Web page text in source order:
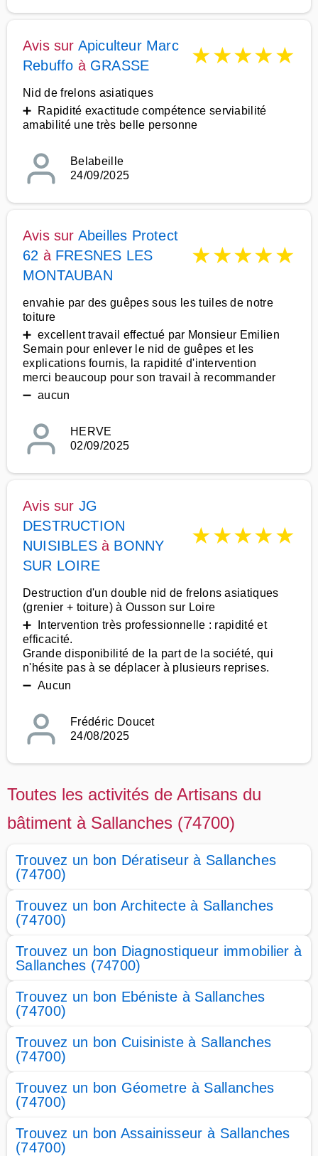
Avis sur Apiculteur Marc
Rebuffo à GRASSE ★★★★★
Nid de frelons asiatiques
➕ Rapidité exactitude compétence serviabilité
amabilité une très belle personne
Belabeille
24/09/2025
Avis sur Abeilles Protect
62 à FRESNES LES
MONTAUBAN
★★★★★
envahie par des guêpes sous les tuiles de notre
toiture
➕ excellent travail effectué par Monsieur Emilien
Semain pour enlever le nid de guêpes et les
explications fournis, la rapidité d'intervention
merci beaucoup pour son travail à recommander
➖ aucun
HERVE
02/09/2025
Avis sur JG
DESTRUCTION
NUISIBLESà BONNY
SUR LOIRE
★★★★★
Destruction d'un double nid de frelons asiatiques
(grenier + toiture) à Ousson sur Loire
➕ Intervention très professionnelle : rapidité et
efficacité.
Grande disponibilité de la part de la société, qui
n'hésite pas à se déplacer à plusieurs reprises.
➖ Aucun
Frédéric Doucet
24/08/2025
Toutes les activités de Artisans du
bâtiment à Sallanches (74700)
Trouvez un bon Dératiseur à Sallanches
(74700)
Trouvez un bon Architecte à Sallanches
(74700)
Trouvez un bon Diagnostiqueur immobilier à
Sallanches (74700)
Trouvez un bon Ebéniste à Sallanches
(74700)
Trouvez un bon Cuisiniste à Sallanches
(74700)
Trouvez un bon Géometre à Sallanches
(74700)
Trouvez un bon Assainisseur à Sallanches
(74700)